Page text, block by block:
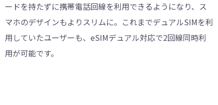
ードを持たずに携帯電話回線を利用できるようになり、ス
マホのデザインもよりスリムに。これまでデュアルSIMを利
用していたユーザーも、eSIMデュアル対応で2回線同時利
用が可能です。